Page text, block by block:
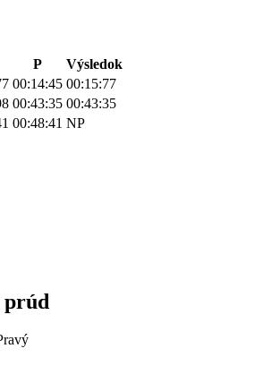
P
Výsledok
00:14:45 00:15:77
00:43:35 00:43:35
00:48:41 NP
prúd